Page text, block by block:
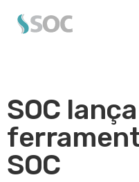
SOC
SOC